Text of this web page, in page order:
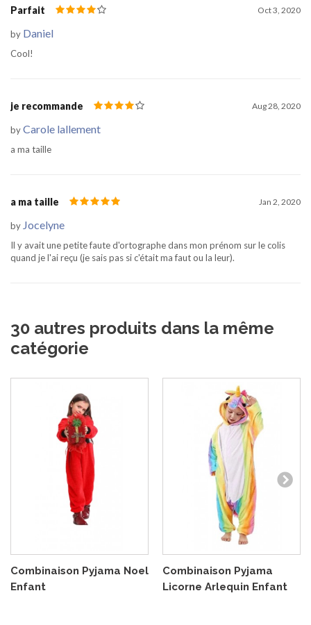
Parfait Oct 3, 2020
by Daniel
Cool!
je recommande Aug 28, 2020
byCarole lallement
a ma taille
a ma taille Jan 2, 2020
by Jocelyne
Il y avait une petite faute d'ortographe dans mon prénom sur le colis
quand je l'ai reçu (je sais pas si c'était ma faut ou la leur).
30 autres produits dans la même
catégorie
Combinaison Pyjama Noel
Enfant
Combinaison Pyjama
Licorne Arlequin Enfant